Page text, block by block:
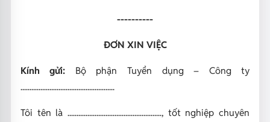
----------
ĐƠN XIN VIỆC
Kính gửi: Bộ phận Tuyển dụng – Công ty
....................................................
Tôi tên là ...................................................., tốt nghiệp chuyên